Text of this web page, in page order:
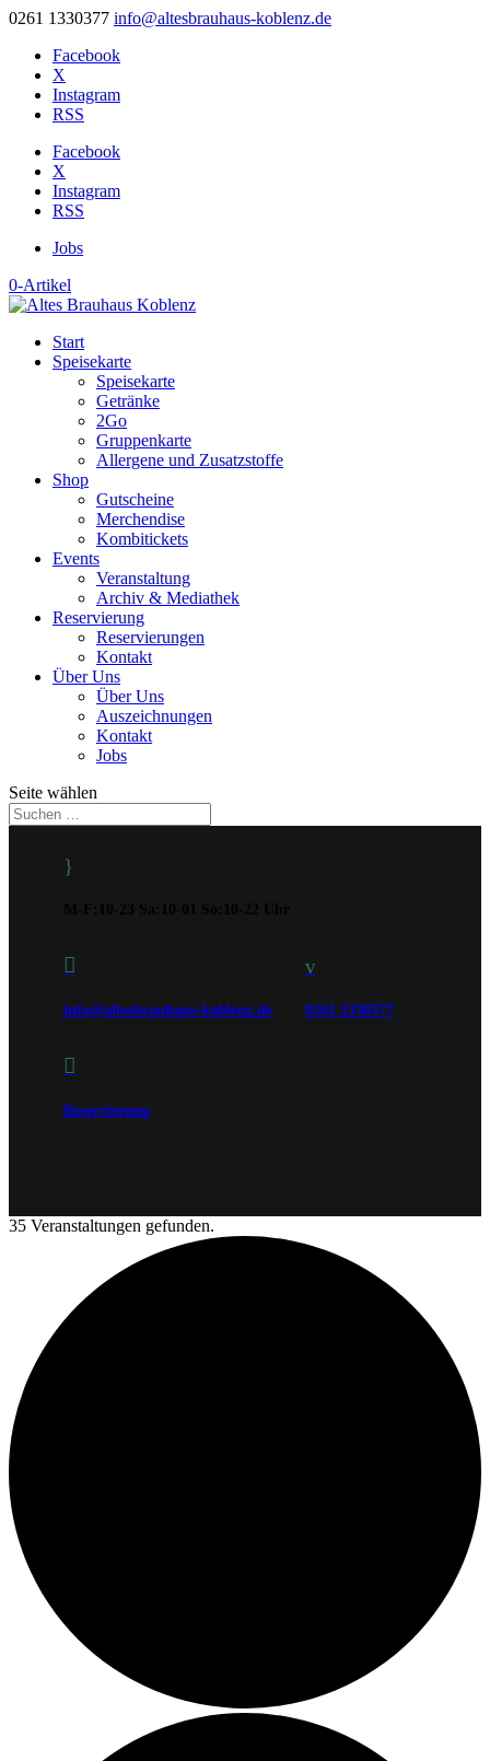
0261 1330377 info@altesbrauhaus-koblenz.de
Facebook
X
Instagram
RSS
Facebook
X
Instagram
RSS
Jobs
0-Artikel
Start
Speisekarte
Speisekarte
Getränke
2Go
Gruppenkarte
Allergene und Zusatzstoffe
Shop
Gutscheine
Merchendise
Kombitickets
Events
Veranstaltung
Archiv & Mediathek
Reservierung
Reservierungen
Kontakt
Über Uns
Über Uns
Auszeichnungen
Kontakt
Jobs
Seite wählen
}

info@altesbrauhaus-koblenz.de
v
0261 1330377

Reservierung
35 Veranstaltungen gefunden.